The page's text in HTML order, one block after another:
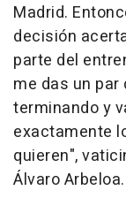
Madrid.
decisión
parte del
me das un
terminando y
exactamente
quieren",
Álvaro Arbeloa.